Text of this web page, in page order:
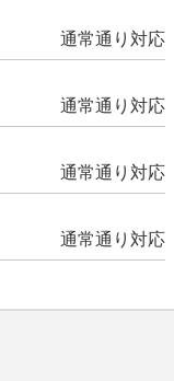
通常通り対応
通常通り対応
通常通り対応
通常通り対応